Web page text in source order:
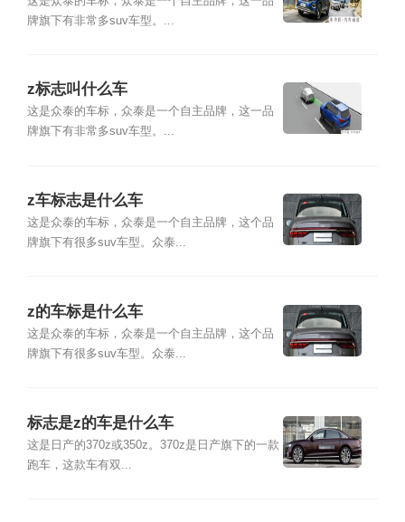
牌旗下有非常多suv车型。...
z标志叫什么车
这是众泰的车标，众泰是一个自主品牌，这一品
牌旗下有非常多suv车型。...
z车标志是什么车
这是众泰的车标，众泰是一个自主品牌，这个品
牌旗下有很多suv车型。众泰...
z的车标是什么车
这是众泰的车标，众泰是一个自主品牌，这个品
牌旗下有很多suv车型。众泰...
标志是z的车是什么车
这是日产的370z或350z。370z是日产旗下的一款
跑车，这款车有双...